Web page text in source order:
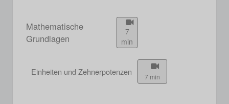
Mathematische
Grundlagen
7
min
Einheiten und Zehnerpotenzen 7 min